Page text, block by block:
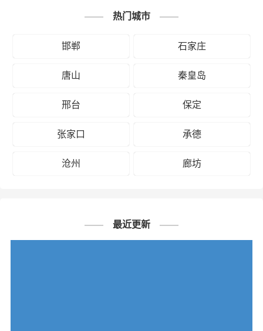
热门城市
邯郸 石家庄
唐山 秦皇岛
邢台 保定
张家口 承德
沧州 廊坊
最近更新